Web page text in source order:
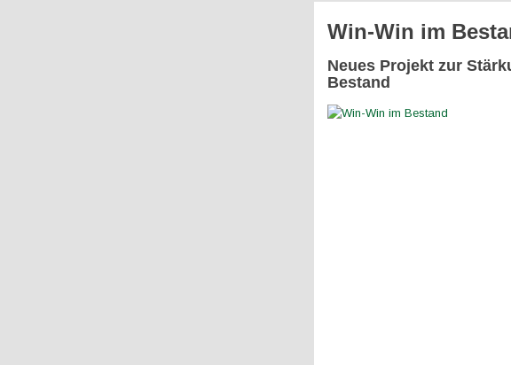
Win-Win im
Neues Projekt zur
Bestand